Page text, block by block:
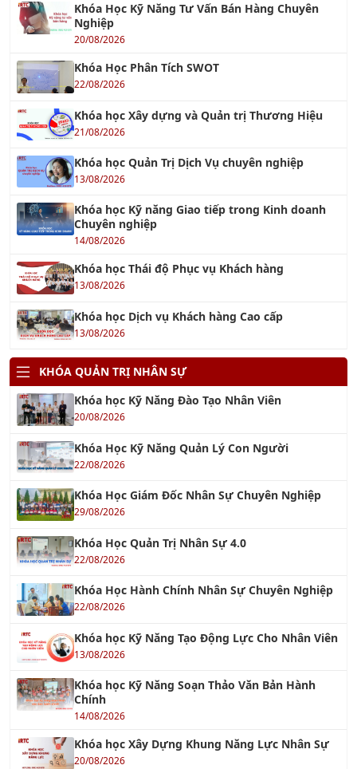
Khóa Học Kỹ Năng Tư Vấn Bán Hàng Chuyên
Nghiệp
20/08/2026
Khóa Học Phân Tích SWOT
22/08/2026
Khóa học Xây dựng và Quản trị Thương Hiệu
21/08/2026
Khóa học Quản Trị Dịch Vụ chuyên nghiệp
13/08/2026
Khóa học Kỹ năng Giao tiếp trong Kinh doanh
Chuyên nghiệp
14/08/2026
Khóa học Thái độ Phục vụ Khách hàng
13/08/2026
Khóa học Dịch vụ Khách hàng Cao cấp
13/08/2026
KHÓA QUẢN TRỊ NHÂN SỰ
Khóa học Kỹ Năng Đào Tạo Nhân Viên
20/08/2026
Khóa Học Kỹ Năng Quản Lý Con Người
22/08/2026
Khóa Học Giám Đốc Nhân Sự Chuyên Nghiệp
29/08/2026
Khóa Học Quản Trị Nhân Sự 4.0
22/08/2026
Khóa Học Hành Chính Nhân Sự Chuyên Nghiệp
22/08/2026
Khóa học Kỹ Năng Tạo Động Lực Cho Nhân Viên
13/08/2026
Khóa học Kỹ Năng Soạn Thảo Văn Bản Hành
Chính
14/08/2026
Khóa học Xây Dựng Khung Năng Lực Nhân Sự
20/08/2026